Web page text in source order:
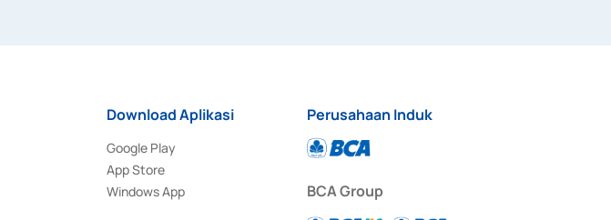
Download Aplikasi
Google Play
App Store
Windows App
Perusahaan Induk
BCA Group